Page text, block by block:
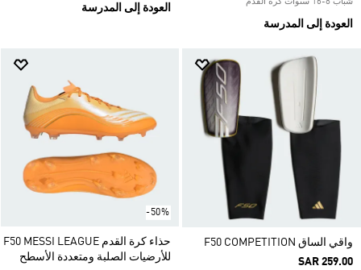
شباب 8-16 سنوات كرة القدم
العودة إلى المدرسة
العودة إلى المدرسة
واقي الساق F50 COMPETITION
SAR 259.00
-50%
حذاء كرة القدم F50 MESSI LEAGUE
للأرضيات الصلبة ومتعددة الأسطح